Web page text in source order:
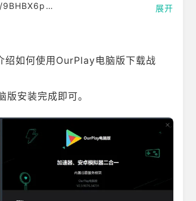
创新性的近战手感。
斯卡文鼠人部落的合力进攻。准备迎接您
不同的职业和各类天赋树任你选择、自定
系统里挑战自己。胜负之别就在于您与队
展开
如何使用OurPlay电脑版下载战
安装完成即可。